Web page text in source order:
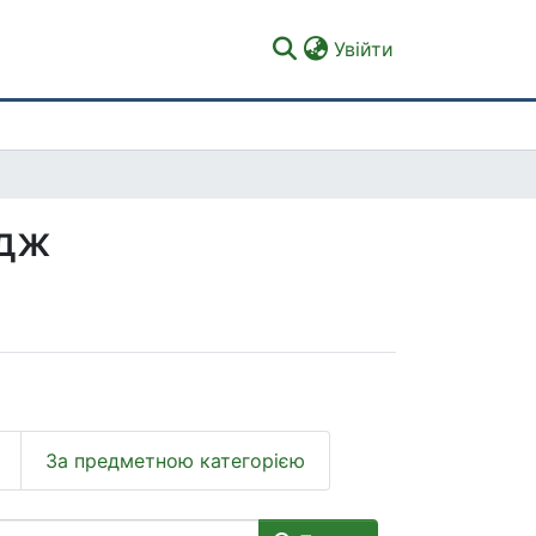
Увійти
За предметною категорією